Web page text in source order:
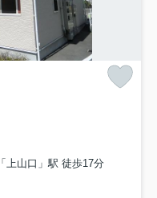
上山口」駅 徒歩17分